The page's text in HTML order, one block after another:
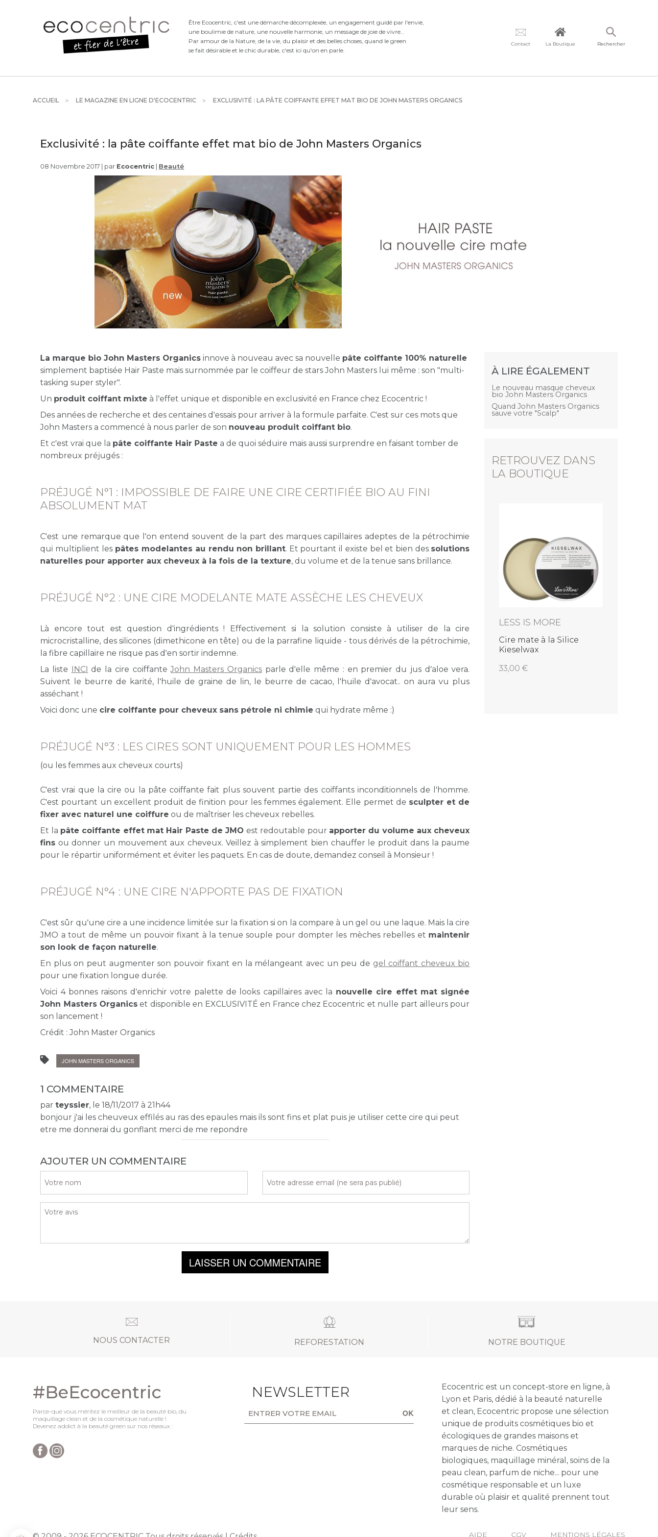
Être Ecocentric, c'est une démarche décomplexée, un engagement guidé par l'envie,
une boulimie de nature, une nouvelle harmonie, un message de joie de vivre
Par amour de la Nature, de la vie, du plaisir et des belles choses, quand le green
se fait désirable et le chic durable, c'est ici qu'on en parle.
Contact La Boutique Rechercher
ACCUEIL LE MAGAZINE EN LIGNE D'ECOCENTRIC EXCLUSIVITÉ : LA PÂTE COIFFANTE EFFET MAT BIO DE JOHN MASTERS ORGANICS
Exclusivité : la pâte coiffante effet mat bio de John Masters Organics
08 Novembre 2017 | par Ecocentric Beauté
La marque bio John Masters Organics innove à nouveau avec sa nouvelle pâte coiffante 100% naturelle
simplement baptisée Hair Paste mais surnommée par le coiffeur de stars John Masters lui même : son "multi-
tasking super styler".
Un produit coiffant mixte à l'effet unique et disponible en exclusivité en France chez Ecocentric !
Des années de recherche et des centaines d'essais pour arriver à la formule parfaite. C'est sur ces mots que
John Masters a commencé à nous parler de son nouveau produit coiffant bio.
Et c'est vrai que la pâte coiffante Hair Paste a de quoi séduire mais aussi surprendre en faisant tomber de
nombreux préjugés :
PRÉJUGÉ N°1 : IMPOSSIBLE DE FAIRE UNE CIRE CERTIFIÉE BIO AU FINI
ABSOLUMENT MAT
C'est une remarque que l'on entend souvent de la part des marques capillaires adeptes de la pétrochimie
qui multiplient lespâtes modelantes au rendu non brillant. Et pourtant il existe bel et bien des solutions
naturelles pour apporter aux cheveux à la fois de la texture, du volume et de la tenue sans brillance.
PRÉJUGÉ N°2 : UNE CIRE MODELANTE MATE ASSÈCHE LES CHEVEUX
Là encore tout est question d'ingrédients ! Effectivement si la solution consiste à utiliser de la cire
microcristalline, des silicones (dimethicone en tête) ou de la parrafine liquide - tous dérivés de la pétrochimie,
la fibre capillaire ne risque pas d'en sortir indemne.
La liste
INCI de la cire coiffanteJohn Masters Organicsparle d'elle même : en premier du jus d'aloe vera.
Suivent le beurre de karité, l'huile de graine de lin, le beurre de cacao, l'huile d'avocat.. on aura vu plus
asséchant !
Voici donc une cire coiffante pour cheveux sans pétrole ni chimie qui hydrate même :)
PRÉJUGÉ N°3 : LES CIRES SONT UNIQUEMENT POUR LES HOMMES
(ou les femmes aux cheveux courts)
C'est vrai que la cire ou la pâte coiffante fait plus souvent partie des coiffants inconditionnels de l'homme.
C'est pourtant un excellent produit de finition pour les femmes également. Elle permet de sculpter et de
fixer avec naturel une coiffure ou de maîtriser les cheveux rebelles.
Et la pâte coiffante effet mat Hair Paste de JMO est redoutable pour apporter du volume aux cheveux
fins ou donner un mouvement aux cheveux. Veillez à simplement bien chauffer le produit dans la paume
pour le répartir uniformément et éviter les paquets. En cas de doute, demandez conseil à Monsieur !
PRÉJUGÉ N°4 : UNE CIRE N'APPORTE PAS DE FIXATION
C'est sûr qu'une cire a une incidence limitée sur la fixation si on la compare à un gel ou une laque. Mais la cire
JMO a tout de même un pouvoir fixant à la tenue souple pour dompter les mèches rebelles et maintenir
son look de façon naturelle.
En plus on peut augmenter son pouvoir fixant en la mélangeant avec un peu de gel coiffant cheveux bio
pour une fixation longue durée.
Voici 4 bonnes raisons d'enrichir votre palette de looks capillaires avec la nouvelle cire effet mat signée
John Masters Organics et disponible en EXCLUSIVITÉ en France chez Ecocentric et nulle part ailleurs pour
son lancement !
Crédit : John Master Organics
JOHN MASTERS ORGANICS
1 COMMENTAIRE
parteyssier, le 18/11/2017 à 21h44
bonjour j'ai les cheuveux effilés au ras des epaules mais ils sont fins et plat puis je utiliser cette cire qui peut
etre me donnerai du gonflant merci de me repondre
AJOUTER UN COMMENTAIRE
LAISSER UN COMMENTAIRE
À LIRE ÉGALEMENT
Le nouveau masque cheveux
bio John Masters Organics
Quand John Masters Organics
sauve votre "Scalp"
RETROUVEZ DANS
LA BOUTIQUE
JOHN MASTERS
ORGANICS
28,00
LESS IS MORE
Cire mate à la Silice
Kieselwax
33,00
NOUS CONTACTER REFORESTATION NOTRE BOUTIQUE
#BeEcocentric
Parce-que vous méritez le meilleur de la beauté bio, du
maquillage clean et de la cosmétique naturelle !
Devenez addict à la beauté green sur nos réseaux :
NEWSLETTER
OK
Ecocentric est un concept-store en ligne, à
Lyon et Paris, dédié à la beauté naturelle
et clean, Ecocentric propose une sélection
unique de produits cosmétiques bio et
écologiques de grandes maisons et
marques de niche. Cosmétiques
biologiques, maquillage minéral, soins de la
peau clean, parfum de niche... pour une
cosmétique responsable et un luxe
durable où plaisir et qualité prennent tout
leur sens.
AIDE CGV MENTIONS LÉGALES